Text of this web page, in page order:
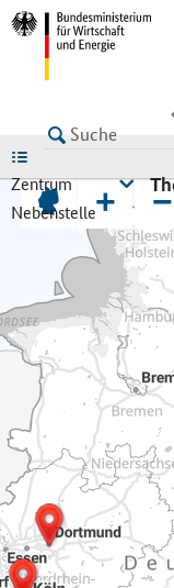
Zentrum
Nebenstelle+ −